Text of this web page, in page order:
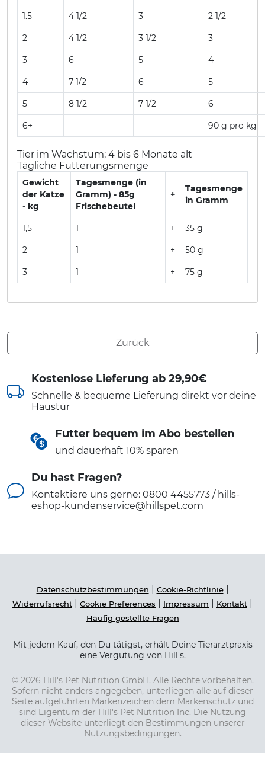
1.5 4 1/2 3 2 1/2
2 4 1/2 3 1/2 3
3 6 5 4
4 7 1/2 6 5
5 8 1/2 7 1/2 6
6+ 90 g pro kg
Tier im Wachstum; 4 bis 6 Monate alt
Tägliche Fütterungsmenge
Gewicht
der Katze
- kg
Tagesmenge (in
Gramm) - 85g
Frischebeutel
+
Tagesmenge
in Gramm
1,5 1 + 35 g
2 1 + 50 g
3 1 + 75 g
Zurück
Kostenlose Lieferung ab 29,90€
Schnelle & bequeme Lieferung direkt vor deine
Haustür
Futter bequem im Abo bestellen
und dauerhaft 10% sparen
Du hast Fragen?
Kontaktiere uns gerne: 0800 4455773 / hills-
eshop-kundenservice@hillspet.com
Datenschutzbestimmungen Cookie-Richtlinie|
Widerrufsrecht Cookie Preferences Impressum Kontakt
Häufig gestellte Fragen
Mit jedem Kauf, den Du tätigst, erhält Deine Tierarztpraxis
eine Vergütung von Hill's.
© 2026 Hill's Pet Nutrition GmbH. Alle Rechte vorbehalten.
Sofern nicht anders angegeben, unterliegen alle auf dieser
Seite aufgeführten Markenzeichen dem Markenschutz und
sind Eigentum der Hill's Pet Nutrition Inc. Die Nutzung
dieser Website unterliegt den Bestimmungen unserer
Nutzungsbedingungen.